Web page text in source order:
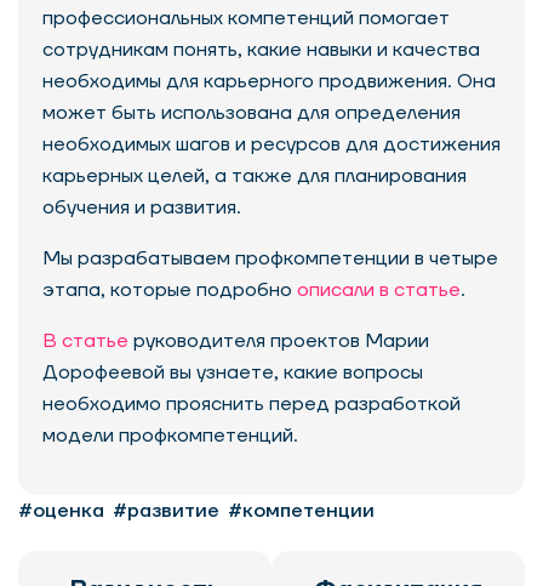
профессиональных компетенций помогает
сотрудникам понять, какие навыки и качества
необходимы для карьерного продвижения. Она
может быть использована для определения
необходимых шагов и ресурсов для достижения
карьерных целей, а также для планирования
обучения и развития.
Мы разрабатываем профкомпетенции в четыре
этапа, которые подробно описали в статье.
В статье руководителя проектов Марии
Дорофеевой вы узнаете, какие вопросы
необходимо прояснить перед разработкой
модели профкомпетенций.
#оценка #развитие #компетенции